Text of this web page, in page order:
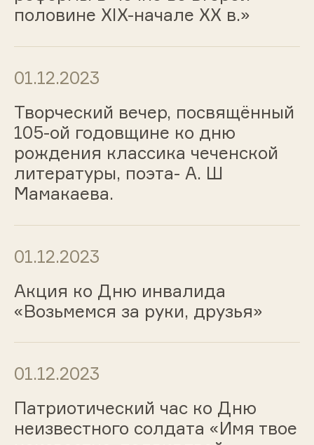
половине XIX-начале XX в.»
01.12.2023
Творческий вечер, посвящённый
105-ой годовщине ко дню
рождения классика чеченской
литературы, поэта- А. Ш
Мамакаева.
01.12.2023
Акция ко Дню инвалида
«Возьмемся за руки, друзья»
01.12.2023
Патриотический час ко Дню
неизвестного солдата «Имя твое